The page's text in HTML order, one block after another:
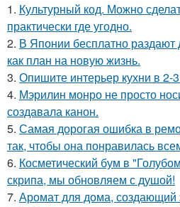
1. Культурный код. Можно
практически где угодно.
2. В Японии бесплатно раздают
как план на новую жизнь.
3. Опишите интерьер кухни в 2-
4. Мэрилин монро не просто
создавала канон.
5. Самая дорогая ошибка в
так, чтобы она понравилась
6. Косметический бум в
скрипа, мы обновляем с душой!
7. Аромат для дома, создающий